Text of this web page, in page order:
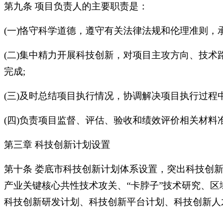
第九条 项目负责人的主要职责是：
(一)恪守科学道德，遵守有关法律法规和伦理准则，
(二)集中精力开展科技创新，对项目主攻方向、技
完成;
(三)及时总结项目执行情况，协调解决项目执行过程
(四)负责项目监督、评估、验收和绩效评价相关材料
第三章 科技创新计划设置
第十条 娄底市科技创新计划体系设置，突出科技创
产业关键核心共性技术攻关、“卡脖子”技术研究、
科技创新研发计划、科技创新平台计划、科技创新